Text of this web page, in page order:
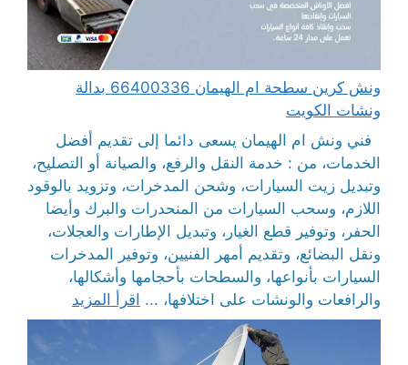
ونش كرين سطحة ام الهيمان 66400336 بدالة
ونشات الكويت
فني ونش ام الهيمان يسعى دائما إلى تقديم أفضل
الخدمات، من : خدمة النقل والرفع، والصيانة أو التصليح،
وتبديل زيت السيارات، وشحن المدخرات، وتزويد بالوقود
اللازم، وسحب السيارات من المنحدرات والبرك وأيضا
الحفر، وتوفير قطع الغيار، وتبديل الإطارات والعجلات،
ونقل البضائع، وتقديم أمهر الفنيين، وتوفير المدخرات
السيارات بأنواعها، والسطحات بأحجامها وأشكالها،
والرافعات والونشات على اختلافها، ... اقرأ المزيد